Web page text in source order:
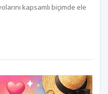
kapsamlı biçimde ele